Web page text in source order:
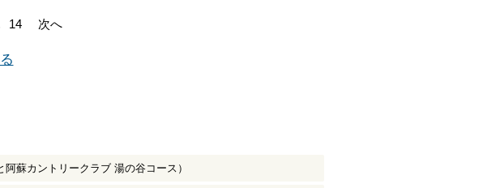
14 次へ
蘇カントリークラブ 湯の谷コース）